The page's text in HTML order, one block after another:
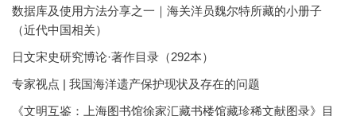
数据库及使用方法分享之一｜海关洋员魏尔特所藏的小册子
（近代中国相关）
日文宋史研究博论·著作目录（292本）
专家视点 | 我国海洋遗产保护现状及存在的问题
《文明互鉴：上海图书馆徐家汇藏书楼馆藏珍稀文献图录》目